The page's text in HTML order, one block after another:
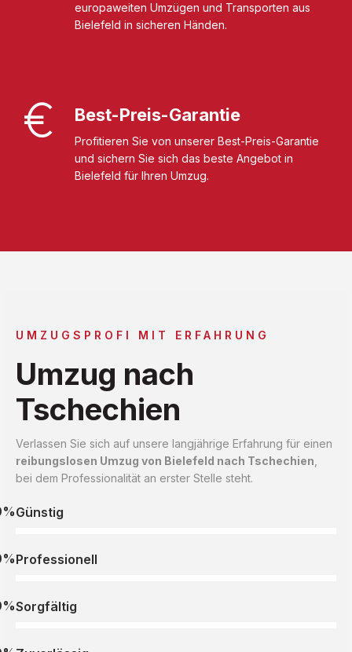
europaweiten Umzügen und Transporten aus
Bielefeld in sicheren Händen.
Best-Preis-Garantie
Profitieren Sie von unserer Best-Preis-Garantie
und sichern Sie sich das beste Angebot in
Bielefeld für Ihren Umzug.
UMZUGSPROFI MIT ERFAHRUNG
Umzug nach
Tschechien
Verlassen Sie sich auf unsere langjährige Erfahrung für einen
reibungslosen Umzug von Bielefeld nach Tschechien
bei dem Professionalität an erster Stelle steht.
Günstig
Professionell
Sorgfältig